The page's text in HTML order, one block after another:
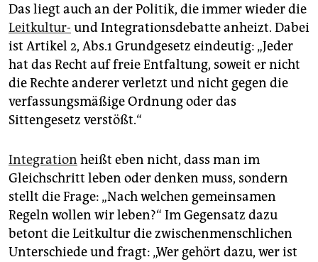
Das liegt auch an der Politik, die immer wieder die
Leitkultur- und Integrationsdebatte anheizt. Dabei
ist Artikel 2, Abs.1 Grundgesetz eindeutig: „Jeder
hat das Recht auf freie Entfaltung, soweit er nicht
die Rechte anderer verletzt und nicht gegen die
verfassungsmäßige Ordnung oder das
Sittengesetz verstößt.“
Integration heißt eben nicht, dass man im
Gleichschritt leben oder denken muss, sondern
stellt die Frage: „Nach welchen gemeinsamen
Regeln wollen wir leben?“ Im Gegensatz dazu
betont die Leitkultur die zwischenmenschlichen
Unterschiede und fragt: „Wer gehört dazu, wer ist